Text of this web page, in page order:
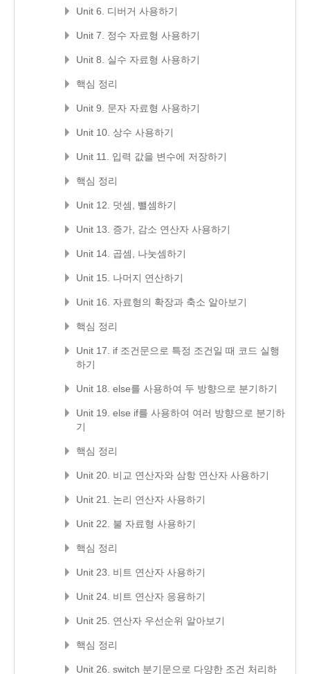
Unit 6. 디버거 사용하기
Unit 7. 정수 자료형 사용하기
Unit 8. 실수 자료형 사용하기
핵심 정리
Unit 9. 문자 자료형 사용하기
Unit 10. 상수 사용하기
Unit 11. 입력 값을 변수에 저장하기
핵심 정리
Unit 12. 덧셈, 뺄셈하기
Unit 13. 증가, 감소 연산자 사용하기
Unit 14. 곱셈, 나눗셈하기
Unit 15. 나머지 연산하기
Unit 16. 자료형의 확장과 축소 알아보기
핵심 정리
Unit 17. if 조건문으로 특정 조건일 때 코드 실행
하기
Unit 18. else를 사용하여 두 방향으로 분기하기
Unit 19. else if를 사용하여 여러 방향으로 분기하
기
핵심 정리
Unit 20. 비교 연산자와 삼항 연산자 사용하기
Unit 21. 논리 연산자 사용하기
Unit 22. 불 자료형 사용하기
핵심 정리
Unit 23. 비트 연산자 사용하기
Unit 24. 비트 연산자 응용하기
Unit 25. 연산자 우선순위 알아보기
핵심 정리
Unit 26. switch 분기문으로 다양한 조건 처리하